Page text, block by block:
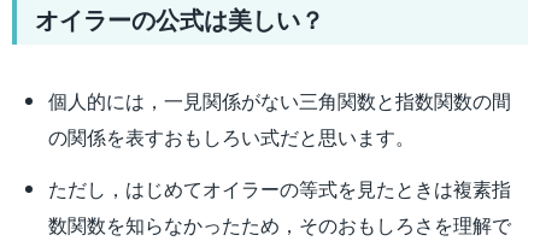
オイラーの公式は美しい？
個人的には，一見関係がない三角関数と指数関数の間
の関係を表すおもしろい式だと思います。
ただし，はじめてオイラーの等式を見たときは複素指
数関数を知らなかったため，そのおもしろさを理解で